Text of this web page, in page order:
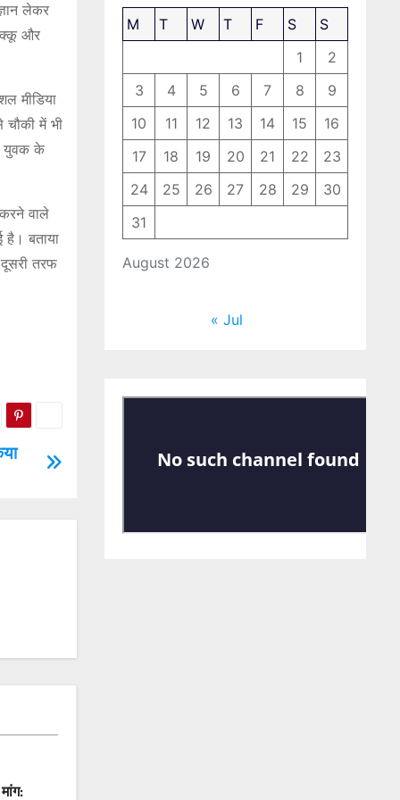
लेकर
और
मीडिया
चौकी में भी
युवक के
वाले
है। बताया
तरफ
August 2026
M T W T F S
S
1
2
3
4 5 6 7 8
9
10
11 12 13 14 15
16
17
18 19 20 21 22
23
24
25 26 27 28 29
30
31
« Jul